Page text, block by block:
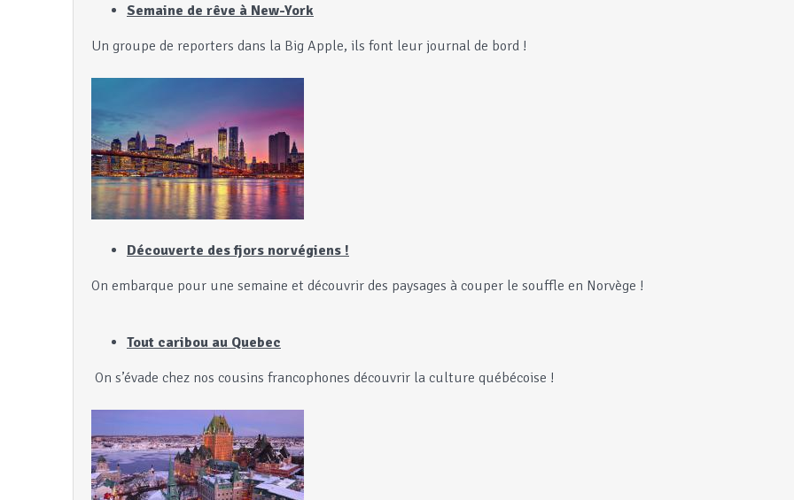
Semaine de rêve à New-York
Un groupe de reporters dans la Big Apple, ils font leur journal de bord !
Découverte des fjors norvégiens !
On embarque pour une semaine et découvrir des paysages à couper le souffle en Norvège !
Tout caribou au Quebec
On s’évade chez nos cousins francophones découvrir la culture québécoise !